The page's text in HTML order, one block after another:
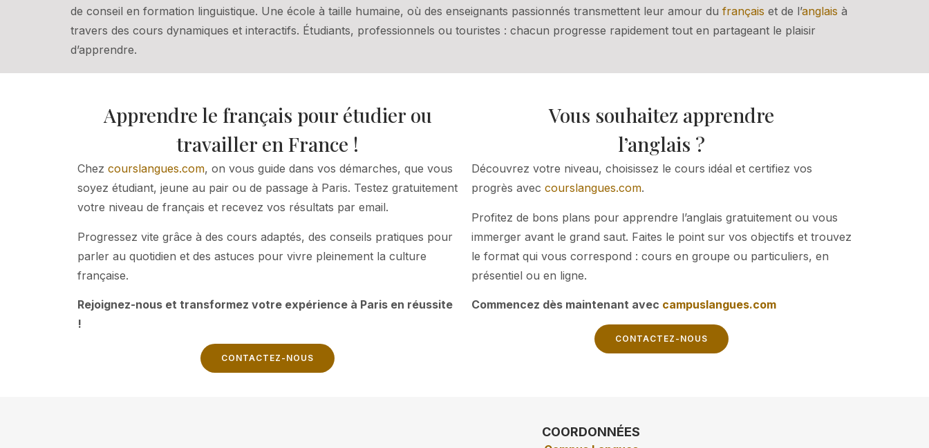
de conseil en formation linguistique. Une école à taille humaine, où des enseignants passionnés transmettent leur amour du français et de l’anglais à
travers des cours dynamiques et interactifs. Étudiants, professionnels ou touristes : chacun progresse rapidement tout en partageant le plaisir
d’apprendre.
Apprendre le français pour étudier ou
travailler en France !
Chez courslangues.com, on vous guide dans vos démarches, que vous
soyez étudiant, jeune au pair ou de passage à Paris. Testez gratuitement
votre niveau de français et recevez vos résultats par email.
Progressez vite grâce à des cours adaptés, des conseils pratiques pour
parler au quotidien et des astuces pour vivre pleinement la culture
française.
Rejoignez-nous et transformez votre expérience à Paris en réussite
!
CONTACTEZ-NOUS
Vous souhaitez apprendre
l’anglais ?
Découvrez votre niveau, choisissez le cours idéal et certifiez vos
progrès avec courslangues.com.
Profitez de bons plans pour apprendre l’anglais gratuitement ou vous
immerger avant le grand saut. Faites le point sur vos objectifs et trouvez
le format qui vous correspond : cours en groupe ou particuliers, en
présentiel ou en ligne.
Commencez dès maintenant avec campuslangues.com
CONTACTEZ-NOUS
COORDONNÉES